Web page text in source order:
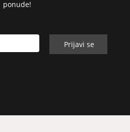
ponude!